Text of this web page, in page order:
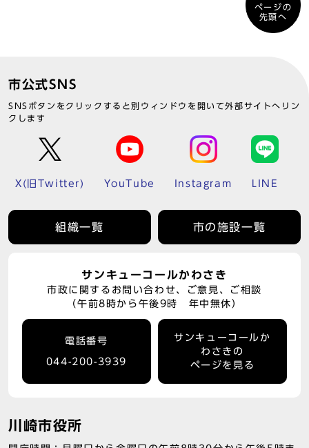
ページの
先頭へ
市公式SNS
SNSボタンをクリックすると別ウィンドウを開いて外部サイトへリン
クします
X(旧Twitter) YouTube Instagram LINE
組織一覧 市の施設一覧
サンキューコールかわさき
市政に関するお問い合わせ、ご意見、ご相談
（午前8時から午後9時 年中無休）
電話番号
044-200-3939
サンキューコールか
わさきの
ページを見る
川崎市役所